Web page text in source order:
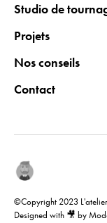
Studio de
Projets
Nos conseils
Contact
©Copyright 2023
Designed with 🎥 by